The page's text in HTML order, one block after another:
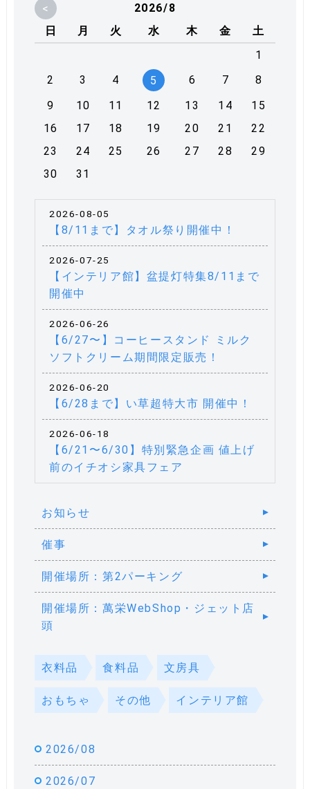
<
2026/8
日
月 火 水 木 金
土
1
2
3 4 5 6 7
8
9
10 11 12 13 14
15
16
17 18 19 20 21
22
23
24 25 26 27 28
29
30
31
2026-08-05
【8/11まで】タオル祭り開催中！
2026-07-25
【インテリア館】盆提灯特集8/11まで
開催中
2026-06-26
【6/27〜】コーヒースタンド ミルク
ソフトクリーム期間限定販売！
2026-06-20
【6/28まで】い草超特大市 開催中！
2026-06-18
【6/21〜6/30】特別緊急企画 値上げ
前のイチオシ家具フェア
お知らせ
催事
開催場所：第2パーキング
開催場所：萬栄WebShop・ジェット店
頭
衣料品 食料品 文房具
おもちゃ その他 インテリア館
2026/08
2026/07